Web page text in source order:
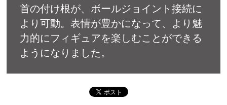
首の付け根が、ボールジョイント接続に
より可動。表情が豊かになって、より魅
力的にフィギュアを楽しむことができる
ようになりました。